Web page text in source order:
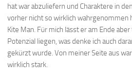
hat war abzuliefern und Charaktere in
vorher nicht so wirklich wahrgenommen
Kite Man. Für mich lässt er am Ende
Potenzial liegen, was denke ich auch
gekürzt wurde. Von meiner Seite aus
wirklich stark.